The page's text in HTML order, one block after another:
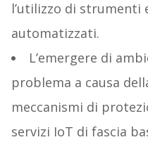
l’utilizzo di strumenti
automatizzati.
L’emergere di
problema a causa
meccanismi di
servizi IoT di fascia